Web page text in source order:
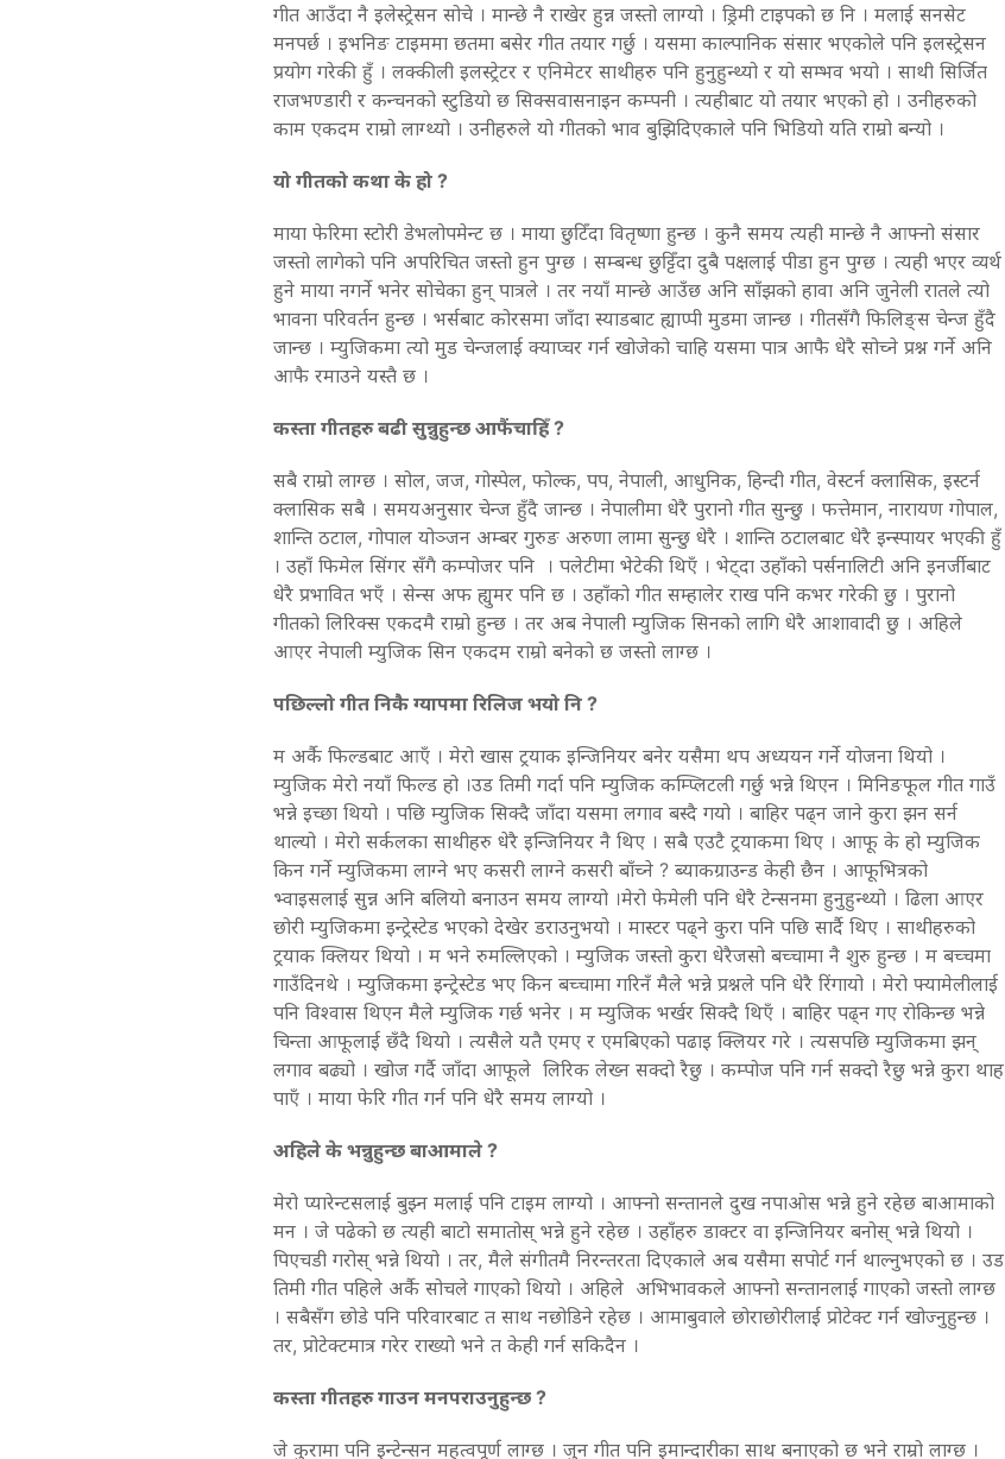
गीत आउँदा नै इलेस्ट्रेसन सोचे । मान्छे नै राखेर हुन्न जस्तो लाग्यो । ड्रिमी टाइपको छ नि । मलाई सनसेट
मनपर्छ । इभनिङ टाइममा छतमा बसेर गीत तयार गर्छु । यसमा काल्पानिक संसार भएकोले पनि इलस्ट्रेसन
प्रयोग गरेकी हुँ । लक्कीली इलस्ट्रेटर र एनिमेटर साथीहरु पनि हुनुहुन्थ्यो र यो सम्भव भयो । साथी सिर्जित
राजभण्डारी र कन्चनको स्टुडियो छ सिक्सवासनाइन कम्पनी । त्यहीबाट यो तयार भएको हो । उनीहरुको
काम एकदम राम्रो लाग्थ्यो । उनीहरुले यो गीतको भाव बुझिदिएकाले पनि भिडियो यति राम्रो बन्यो ।
यो गीतको कथा के हो ?
माया फेरिमा स्टोरी डेभलोपमेन्ट छ । माया छुटिँदा वितृष्णा हुन्छ । कुनै समय त्यही मान्छे नै आफ्नो संसार
जस्तो लागेको पनि अपरिचित जस्तो हुन पुग्छ । सम्बन्ध छुट्टिँदा दुबै पक्षलाई पीडा हुन पुग्छ । त्यही भएर व्यर्थ
हुने माया नगर्ने भनेर सोचेका हुन् पात्रले । तर नयाँ मान्छे आउँछ अनि साँझको हावा अनि जुनेली रातले त्यो
भावना परिवर्तन हुन्छ । भर्सबाट कोरसमा जाँदा स्याडबाट ह्याप्पी मुडमा जान्छ । गीतसँगै फिलिङ्स चेन्ज हुँदै
जान्छ । म्युजिकमा त्यो मुड चेन्जलाई क्याप्चर गर्न खोजेको चाहि यसमा पात्र आफै धेरै सोच्ने प्रश्न गर्ने अनि
आफै रमाउने यस्तै छ ।
कस्ता गीतहरु बढी सुन्नुहुन्छ आफैंचाहिँ ?
सबै राम्रो लाग्छ । सोल, जज, गोस्पेल, फोल्क, पप, नेपाली, आधुनिक, हिन्दी गीत, वेस्टर्न क्लासिक, इस्टर्न
क्लासिक सबै । समयअनुसार चेन्ज हुँदै जान्छ । नेपालीमा धेरै पुरानो गीत सुन्छु । फत्तेमान, नारायण गोपाल,
शान्ति ठटाल, गोपाल योञ्जन अम्बर गुरुङ अरुणा लामा सुन्छु धेरै । शान्ति ठटालबाट धेरै इन्स्पायर भएकी हुँ
। उहाँ फिमेल सिंगर सँगै कम्पोजर पनि । पलेटीमा भेटेकी थिएँ । भेट्दा उहाँको पर्सनालिटी अनि इनर्जीबाट
धेरै प्रभावित भएँ । सेन्स अफ ह्युमर पनि छ । उहाँको गीत सम्हालेर राख पनि कभर गरेकी छु । पुरानो
गीतको लिरिक्स एकदमै राम्रो हुन्छ । तर अब नेपाली म्युजिक सिनको लागि धेरै आशावादी छु । अहिले
आएर नेपाली म्युजिक सिन एकदम राम्रो बनेको छ जस्तो लाग्छ ।
पछिल्लो गीत निकै ग्यापमा रिलिज भयो नि ?
म अर्कै फिल्डबाट आएँ । मेरो खास ट्रयाक इन्जिनियर बनेर यसैमा थप अध्ययन गर्ने योजना थियो ।
म्युजिक मेरो नयाँ फिल्ड हो ।उड तिमी गर्दा पनि म्युजिक कम्प्लिटली गर्छु भन्ने थिएन । मिनिङफूल गीत गाउँ
भन्ने इच्छा थियो । पछि म्युजिक सिक्दै जाँदा यसमा लगाव बस्दै गयो । बाहिर पढ्न जाने कुरा झन सर्न
थाल्यो । मेरो सर्कलका साथीहरु धेरै इन्जिनियर नै थिए । सबै एउटै ट्रयाकमा थिए । आफू के हो म्युजिक
किन गर्ने म्युजिकमा लाग्ने भए कसरी लाग्ने कसरी बाँच्ने ? ब्याकग्राउन्ड केही छैन । आफूभित्रको
भ्वाइसलाई सुन्न अनि बलियो बनाउन समय लाग्यो ।मेरो फेमेली पनि धेरै टेन्सनमा हुनुहुन्थ्यो । ढिला आएर
छोरी म्युजिकमा इन्ट्रेस्टेड भएको देखेर डराउनुभयो । मास्टर पढ्ने कुरा पनि पछि सार्दै थिए । साथीहरुको
ट्रयाक क्लियर थियो । म भने रुमल्लिएको । म्युजिक जस्तो कुरा धेरैजसो बच्चामा नै शुरु हुन्छ । म बच्चमा
गाउँदिनथे । म्युजिकमा इन्ट्रेस्टेड भए किन बच्चामा गरिनँ मैले भन्ने प्रश्नले पनि धेरै रिंगायो । मेरो फ्यामेलीलाई
पनि विश्वास थिएन मैले म्युजिक गर्छ भनेर । म म्युजिक भर्खर सिक्दै थिएँ । बाहिर पढ्न गए रोकिन्छ भन्ने
चिन्ता आफूलाई छँदै थियो । त्यसैले यतै एमए र एमबिएको पढाइ क्लियर गरे । त्यसपछि म्युजिकमा झन्
लगाव बढ्यो । खोज गर्दै जाँदा आफूले लिरिक लेख्न सक्दो रैछु । कम्पोज पनि गर्न सक्दो रैछु भन्ने कुरा थाह
पाएँ । माया फेरि गीत गर्न पनि धेरै समय लाग्यो ।
अहिले के भन्नुहुन्छ बाआमाले ?
मेरो प्यारेन्टसलाई बुझ्न मलाई पनि टाइम लाग्यो । आफ्नो सन्तानले दुख नपाओस भन्ने हुने रहेछ बाआमाको
मन । जे पढेको छ त्यही बाटो समातोस् भन्ने हुने रहेछ । उहाँहरु डाक्टर वा इन्जिनियर बनोस् भन्ने थियो ।
पिएचडी गरोस् भन्ने थियो । तर, मैले संगीतमै निरन्तरता दिएकाले अब यसैमा सपोर्ट गर्न थाल्नुभएको छ । उड
तिमी गीत पहिले अर्कै सोचले गाएको थियो । अहिले अभिभावकले आफ्नो सन्तानलाई गाएको जस्तो लाग्छ
। सबैसँग छोडे पनि परिवारबाट त साथ नछोडिने रहेछ । आमाबुवाले छोराछोरीलाई प्रोटेक्ट गर्न खोज्नुहुन्छ ।
तर, प्रोटेक्टमात्र गरेर राख्यो भने त केही गर्न सकिदैन ।
कस्ता गीतहरु गाउन मनपराउनुहुन्छ ?
जे कुरामा पनि इन्टेन्सन महत्वपूर्ण लाग्छ । जुन गीत पनि इमान्दारीका साथ बनाएको छ भने राम्रो लाग्छ ।